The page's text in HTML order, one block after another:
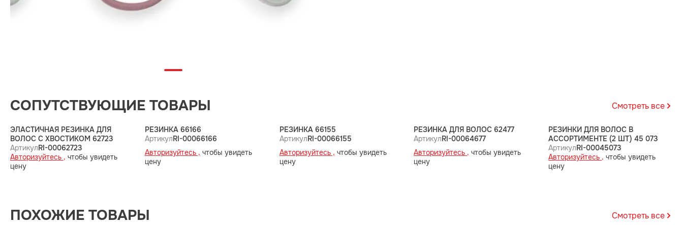
СОПУТСТВУЮЩИЕ ТОВАРЫ Смотреть все
ЭЛАСТИЧНАЯ РЕЗИНКА ДЛЯ
ВОЛОС С ХВОСТИКОМ 62723
АртикулRI-00062723
Авторизуйтесь , чтобы увидеть
цену
РЕЗИНКА 66166
АртикулRI-00066166
Авторизуйтесь , чтобы увидеть
цену
РЕЗИНКА 66155
АртикулRI-00066155
Авторизуйтесь , чтобы увидеть
цену
РЕЗИНКА ДЛЯ ВОЛОС 62477
АртикулRI-00064677
Авторизуйтесь , чтобы увидеть
цену
РЕЗИНКИ ДЛЯ ВОЛОС В
АССОРТИМЕНТЕ (2 ШТ) 45 073
АртикулRI-00045073
Авторизуйтесь , чтобы увидеть
цену
ПОХОЖИЕ ТОВАРЫ Смотреть все